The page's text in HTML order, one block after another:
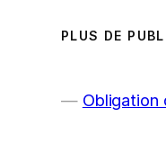
PLUS DE
Obligation